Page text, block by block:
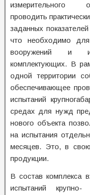
измерительного
проводить
заданных
что необходимо для
вооружений и
комплектующих. В
одной территории
обеспечивающее
испытаний
средах для нужд
нового объекта
на испытания
месяцев. Это, в
продукции.
В состав комплекса
испытаний крупно-